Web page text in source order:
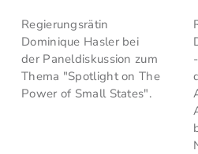
Regierungsrätin
Dominique Hasler bei
der Paneldiskussion zum
Thema "Spotlight on The
Power of Small States".